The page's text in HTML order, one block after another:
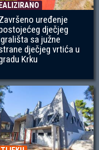
uređenje
dječjeg
sa južne
dječjeg vrtića u
Krku